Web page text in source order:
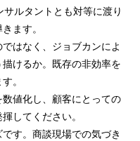
サルタントとも対等に渡り
ます。
はなく、ジョブカンによ
けるか。既存の非効率を
。
数値化し、顧客にとっての
してください。
す。商談現場での気づき